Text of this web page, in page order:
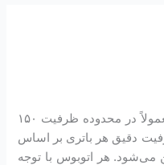
باتری‌های مناسب برای اتوبوس‌ها معمولاً در محدوده ظرفیت ۱۵۰
ظرفیت دقیق هر باتری بر اساس
می‌شود. هر اتوبوس با توجه